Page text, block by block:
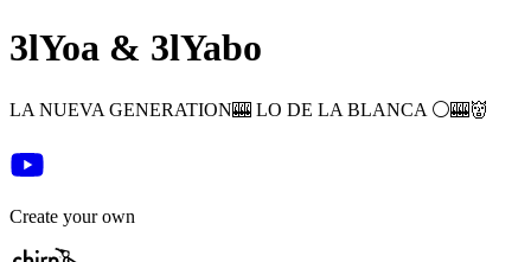
3lYoa & 3lYabo
LA NUEVA GENERATION🎰 LO DE LA BLANCA ⚪️🎰👹
Create your own